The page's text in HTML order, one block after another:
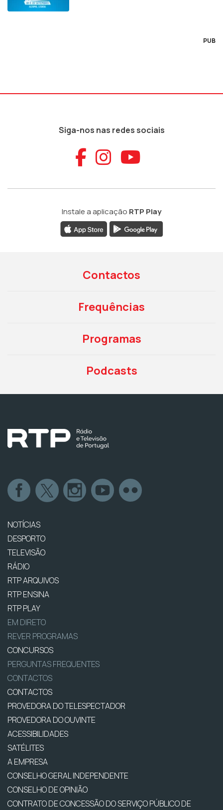
PUB
Siga-nos nas redes sociais
Aceder ao
Aceder ao
Aceder
Instale a aplicação RTP Play
Contactos
Frequências
Programas
Podcasts
NOTÍCIAS
DESPORTO
TELEVISÃO
RÁDIO
RTP ARQUIVOS
RTP ENSINA
RTP PLAY
EM DIRETO
REVER PROGRAMAS
CONCURSOS
PERGUNTAS FREQUENTES
CONTACTOS
CONTACTOS
PROVEDORA DO TELESPECTADOR
PROVEDORA DO OUVINTE
ACESSIBILIDADES
SATÉLITES
A EMPRESA
CONSELHO GERAL INDEPENDENTE
CONSELHO DE OPINIÃO
CONTRATO DE CONCESSÃO DO SERVIÇO PÚBLICO DE